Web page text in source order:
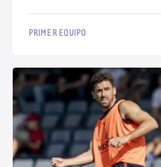
PRIMER EQUIPO